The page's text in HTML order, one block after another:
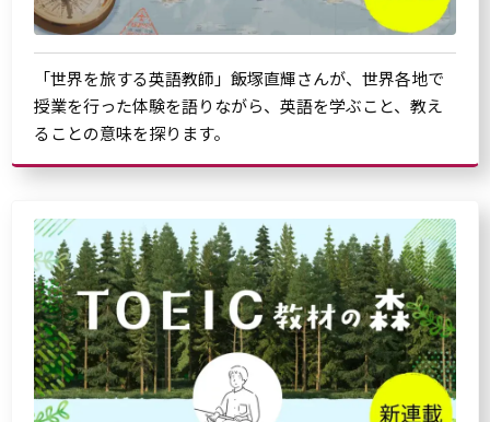
「世界を旅する英語教師」飯塚直輝さんが、世界各地で
授業を行った体験を語りながら、英語を学ぶこと、教え
ることの意味を探ります。